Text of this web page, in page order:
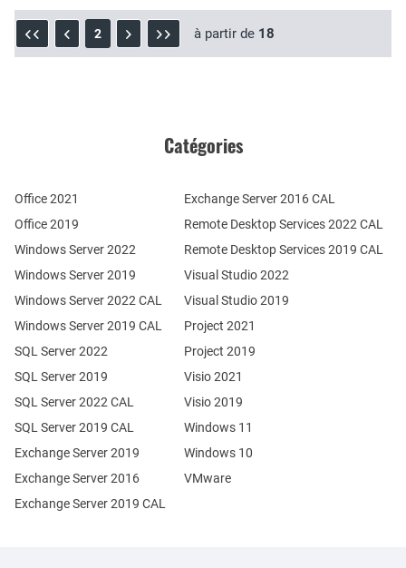
2 à partir de 18
Catégories
Office 2021
Office 2019
Windows Server 2022
Windows Server 2019
Exchange Server 2019
Exchange Server 2016
SQL Server 2022
SQL Server 2019
Windows Server 2022 CAL
Windows Server 2019 CAL
SQL Server 2022 CAL
SQL Server 2019 CAL
Remote Desktop Services 2022 CAL
Remote Desktop Services 2019 CAL
Exchange Server 2019 CAL
Exchange Server 2016 CAL
Visual Studio 2022
Visual Studio 2019
Project 2021
Project 2019
Visio 2021
Visio 2019
Windows 11
Windows 10
VMware